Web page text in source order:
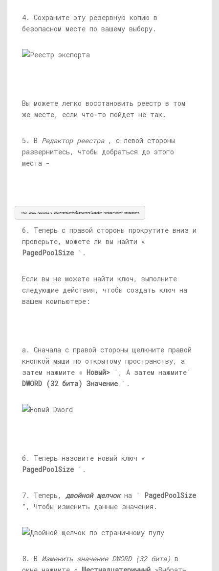
4. Сохраните эту резервную копию в
безопасном месте по вашему выбору.
Вы можете легко восстановить реестр в том
же месте, если что-то пойдет не так.
5. В Редактор реестра, с левой стороны
развернитесь, чтобы добраться до этого
места -
HKEY_LOCAL_MACHINESYSTEMCurrentControlSetControlSession ManagerMemory Management
6. Теперь с правой стороны прокрутите вниз и
проверьте, можете ли вы найти «
PagedPoolSize '.
Если вы не можете найти ключ, выполните
следующие действия, чтобы создать ключ на
вашем компьютере:
а. Сначала с правой стороны щелкните правой
кнопкой мыши по открытому пространству, а
затем нажмите « Новый> ', А затем нажмите'
DWORD (32 бита) Значение '.
б. Теперь назовите новый ключ «
PagedPoolSize '.
7. Теперь, двойной щелчок на ' PagedPoolSize
”, Чтобы изменить данные значения.
8. В Изменить значение DWORD (32 бита) в